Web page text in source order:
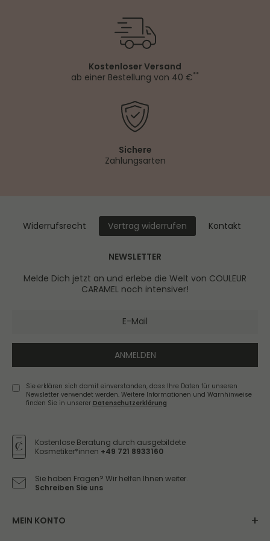
Kostenloser Versand
ab einer Bestellung von 40 €**
Sichere
Zahlungsarten
Widerrufs­recht Vertrag widerrufen Kontakt
NEWSLETTER
Melde Dich jetzt an und erlebe die Welt von COULEUR
CARAMEL noch intensiver!
ANMELDEN
Sie erklären sich damit einverstanden, dass Ihre Daten für unseren
Newsletter verwendet werden. Weitere Informationen und Warnhinweise
finden Sie in unserer Daten­schutz­erklärung
Kostenlose Beratung durch ausgebildete
Kosmetiker*innen +49 721 8933160
Sie haben Fragen? Wir helfen Ihnen weiter.
Schreiben Sie uns
MEIN KONTO